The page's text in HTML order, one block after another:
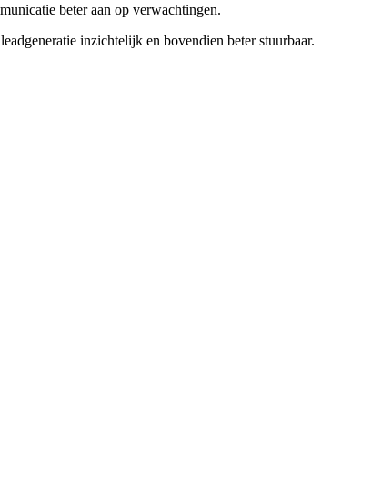
beter aan op verwachtingen.
inzichtelijk en bovendien beter stuurbaar.